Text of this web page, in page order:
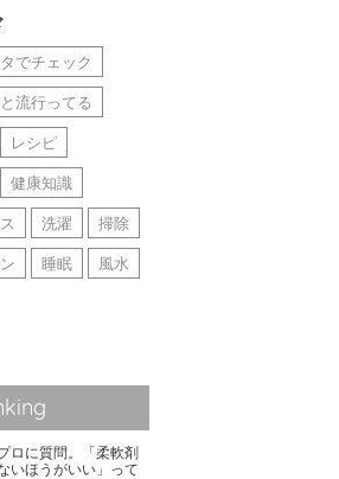
でチェック
流行ってる
レシピ
健康知識
洗濯 掃除
睡眠 風水
ロに質問。「柔軟剤
いほうがいい」って